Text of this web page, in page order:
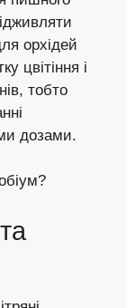
орхідей
цвітіння і
тобто
дозами.